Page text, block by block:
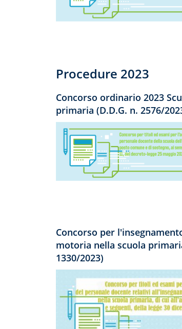
Procedure 2023
Concorso ordinario 2023
primaria (D.D.G. n. 2576/
Concorso per
motoria nella scuola
1330/2023)